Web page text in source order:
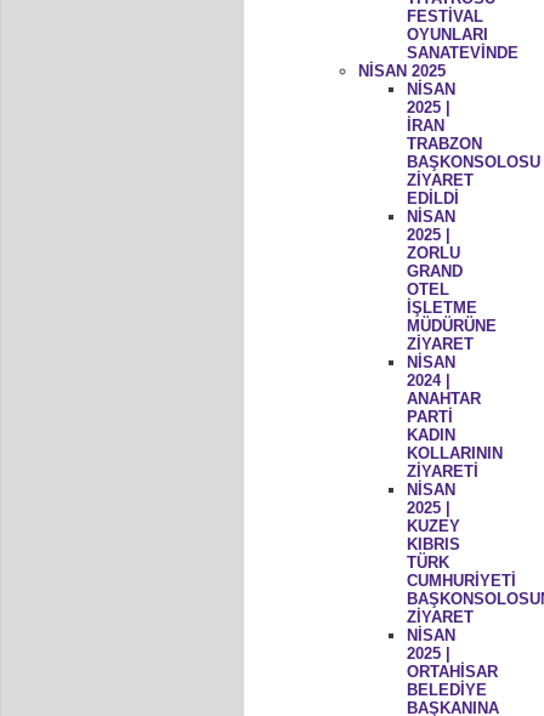
FESTİVAL
OYUNLARI
SANATEVİNDE
NİSAN 2025
NİSAN
2025 |
İRAN
TRABZON
BAŞKONSOLOSU
ZİYARET
EDİLDİ
NİSAN
2025 |
ZORLU
GRAND
OTEL
İŞLETME
MÜDÜRÜNE
ZİYARET
NİSAN
2024 |
ANAHTAR
PARTİ
KADIN
KOLLARININ
ZİYARETİ
NİSAN
2025 |
KUZEY
KIBRIS
TÜRK
CUMHURİYETİ
ZİYARET
NİSAN
2025 |
ORTAHİSAR
BELEDİYE
BAŞKANINA